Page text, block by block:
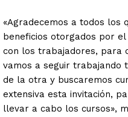
«Agradecemos a todos los
beneficios otorgados por
con los trabajadores, para
vamos a seguir trabajando
de la otra y buscaremos
extensiva esta invitación,
llevar a cabo los cursos»,